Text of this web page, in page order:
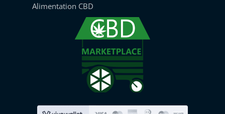
Alimentation CBD